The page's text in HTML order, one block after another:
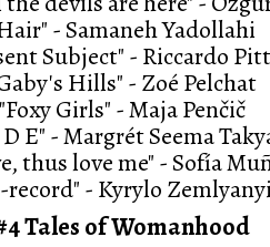
- Samaneh Yadollahi
Subject" - Riccardo
Hills" - Zoé Pelchat
"Foxy Girls" - Maja Penčič
E" - Margrét Seema
thus love me" - Sofía
record" - Kyrylo Zemlyanyi
Tales of Womanhood